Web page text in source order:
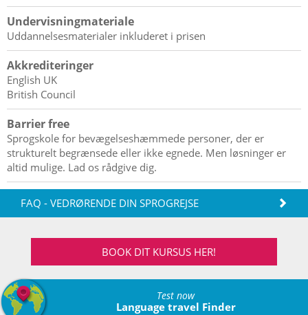
Undervisningmateriale
Uddannelsesmaterialer inkluderet i prisen
Akkrediteringer
English UK
British Council
Barrier free
Sprogskole for bevægelseshæmmede personer, der er
strukturelt begrænsede eller ikke egnede. Men løsninger er
altid mulige. Lad os rådgive dig.
FAQ - VEDRØRENDE DIN SPROGREJSE
BOOK DIT KURSUS HER!
Test now
Language travel Finder